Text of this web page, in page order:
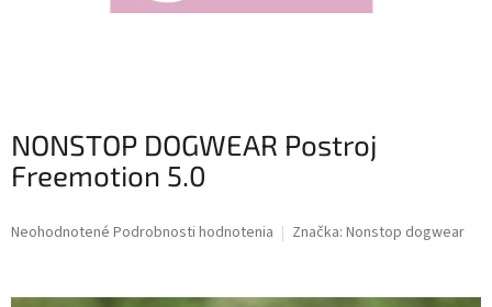
NONSTOP DOGWEAR Postroj
Freemotion 5.0
Priemerné
je
Neohodnotené Podrobnosti hodnotenia Značka: Nonstop dogwear